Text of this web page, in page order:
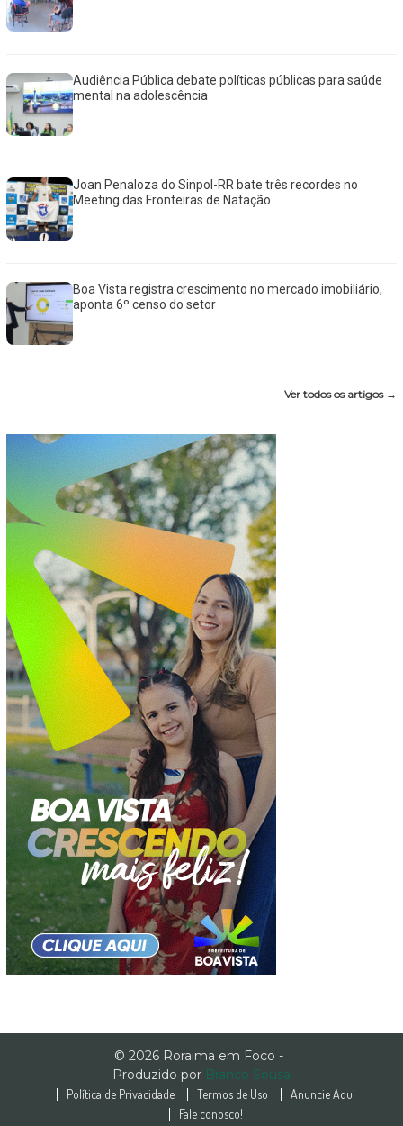
Audiência Pública debate políticas públicas para saúde
mental na adolescência
Joan Penaloza do Sinpol-RR bate três recordes no
Meeting das Fronteiras de Natação
Boa Vista registra crescimento no mercado imobiliário,
aponta 6º censo do setor
Ver todos os artigos →
© 2026 Roraima em Foco -
Produzido por Branco Sousa
Política de Privacidade Termos de Uso
Anuncie Aqui
Fale conosco!